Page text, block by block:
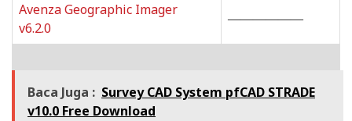
Avenza Geographic Imager
v6.2.0
——————
Baca Juga : Survey CAD System pfCAD STRADE
v10.0 Free Download